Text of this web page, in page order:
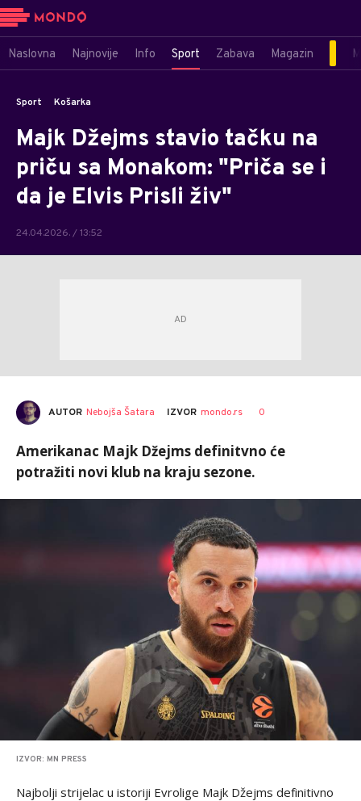
Naslovna Najnovije Info Sport Zabava Magazin
Sport Košarka
Majk Džejms stavio tačku na
priču sa Monakom: "Priča se i
da je Elvis Prisli živ"
24.04.2026. / 13:52
AUTOR Nebojša Šatara IZVOR mondo.rs 0
Amerikanac Majk Džejms definitvno će
potražiti novi klub na kraju sezone.
IZVOR: MN PRESS
Najbolji strijelac u istoriji Evrolige Majk Džejms definitivno